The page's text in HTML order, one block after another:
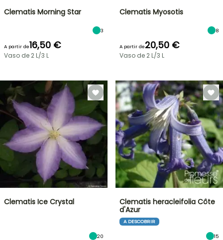
Clematis Morning Star
3
A partir de16,50 €
Vaso de 2 L/3 L
Clematis Myosotis
8
A partir de20,50 €
Vaso de 2 L/3 L
Clematis Ice Crystal
20
Clematis heracleifolia Côte
d'Azur
A DESCOBRIR
15